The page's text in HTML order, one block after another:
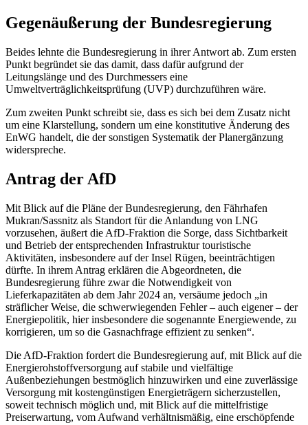
Gegenäußerung der Bundesregierung
Beides lehnte die Bundesregierung in ihrer Antwort ab. Zum ersten
Punkt begründet sie das damit, dass dafür aufgrund der
Leitungslänge und des Durchmessers eine
Umweltverträglichkeitsprüfung (UVP) durchzuführen wäre.
Zum zweiten Punkt schreibt sie, dass es sich bei dem Zusatz nicht
um eine Klarstellung, sondern um eine konstitutive Änderung des
EnWG handelt, die der sonstigen Systematik der Planergänzung
widerspreche.
Antrag der AfD
Mit Blick auf die Pläne der Bundesregierung, den Fährhafen
Mukran/Sassnitz als Standort für die Anlandung von LNG
vorzusehen, äußert die AfD-Fraktion die Sorge, dass Sichtbarkeit
und Betrieb der entsprechenden Infrastruktur touristische
Aktivitäten, insbesondere auf der Insel Rügen, beeinträchtigen
dürfte. In ihrem Antrag erklären die Abgeordneten, die
Bundesregierung führe zwar die Notwendigkeit von
Lieferkapazitäten ab dem Jahr 2024 an, versäume jedoch „in
sträflicher Weise, die schwerwiegenden Fehler – auch eigener – der
Energiepolitik, hier insbesondere die sogenannte Energiewende, zu
korrigieren, um so die Gasnachfrage effizient zu senken“.
Die AfD-Fraktion fordert die Bundesregierung auf, mit Blick auf die
Energierohstoffversorgung auf stabile und vielfältige
Außenbeziehungen bestmöglich hinzuwirken und eine zuverlässige
Versorgung mit kostengünstigen Energieträgern sicherzustellen,
soweit technisch möglich und, mit Blick auf die mittelfristige
Preiserwartung, vom Aufwand verhältnismäßig, eine erschöpfende